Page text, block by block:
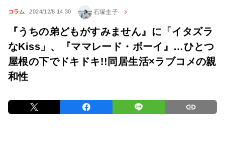
コラム 2024/12/8 14:30 石塚圭子
『うちの弟どもがすみません』に「イタズラ
なKiss」、『ママレード・ボーイ』…ひとつ
屋根の下でドキドキ!!同居生活×ラブコメの親
和性